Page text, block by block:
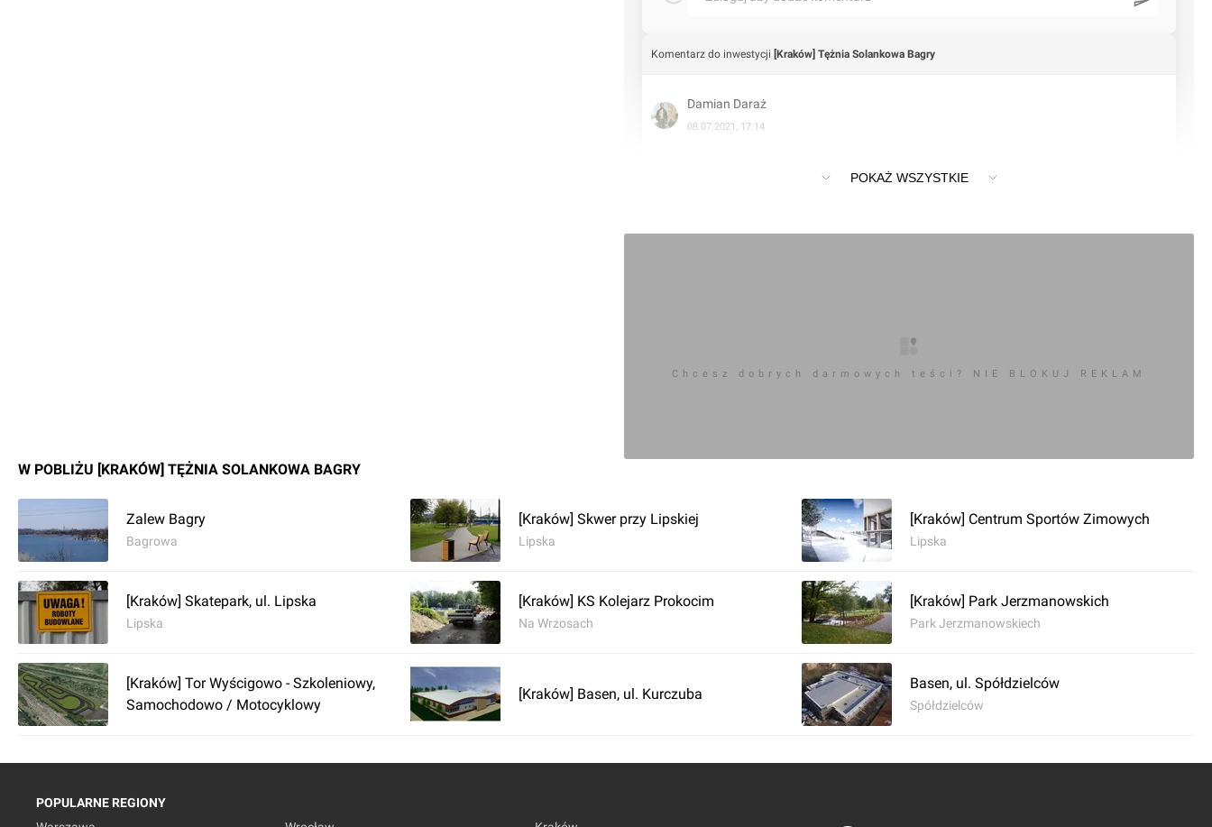
Komentarz do inwestycji [Kraków] Tężnia Solankowa Bagry
Damian Daraż
08.07.2021, 17:14
Zaloguj aby dodać komentarz
Komentarz do inwestycji [Kraków] Tężnia Solankowa Bagry
POKAŻ WSZYSTKIE
Chcesz dobrych darmowych teści? NIE BLOKUJ REKLAM
W POBLIŻU [KRAKÓW] TĘŻNIA SOLANKOWA BAGRY
Zalew Bagry
Bagrowa
[Kraków] Skwer przy Lipskiej
Lipska
[Kraków] Centrum Sportów Zimowych
Lipska
[Kraków] Skatepark, ul. Lipska
Lipska
[Kraków] KS Kolejarz Prokocim
Na Wrzosach
[Kraków] Park Jerzmanowskich
Park Jerzmanowskiech
[Kraków] Tor Wyścigowo - Szkoleniowy,
Samochodowo / Motocyklowy
[Kraków] Basen, ul. Kurczuba
Basen, ul. Spółdzielców
Spółdzielców
POPULARNE REGIONY